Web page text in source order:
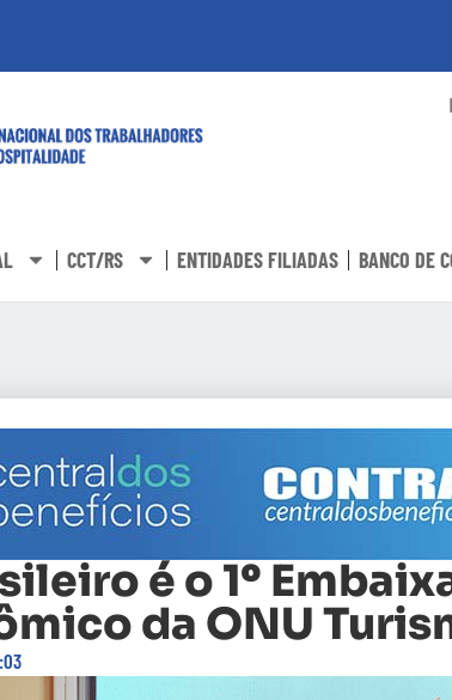
CCT/RS ENTIDADES FILIADAS BANCO DE
é o 1º
da ONU